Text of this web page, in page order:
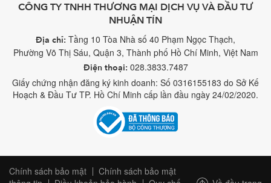
CÔNG TY TNHH THƯƠNG MẠI DỊCH VỤ VÀ ĐẦU TƯ
NHUẬN TÍN
Địa chỉ: Tầng 10 Tòa Nhà số 40 Phạm Ngọc Thạch,
Phường Võ Thị Sáu, Quận 3, Thành phố Hồ Chí Minh, Việt Nam
Điện thoại: 028.3833.7487
Giấy chứng nhận đăng ký kinh doanh: Số 0316155183 do Sở Kế
Hoạch & Đầu Tư TP. Hồ Chí Minh cấp lần đầu ngày 24/02/2020.
Chính sách bảo mật
Chính sách bảo mật